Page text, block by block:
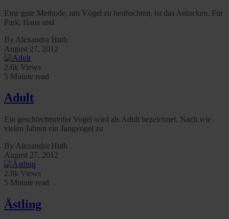
Eine gute Methode, um Vögel zu beobachten, ist das Anlocken. Für
Park, Haus und
By Alexandra Huth
August 27, 2012
2.6k Views
5 Minute read
Adult
Ein geschlechtsreifer Vogel wird als Adult bezeichnet. Nach wie
vielen Jahren ein Jungvogel zu
By Alexandra Huth
August 27, 2012
2.6k Views
5 Minute read
Ästling